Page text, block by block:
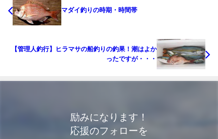
マダイ釣りの時期・時間帯
【管理人釣行】ヒラマサの船釣りの釣果！潮はよか
ったですが・・・
励みになります！
応援のフォローを